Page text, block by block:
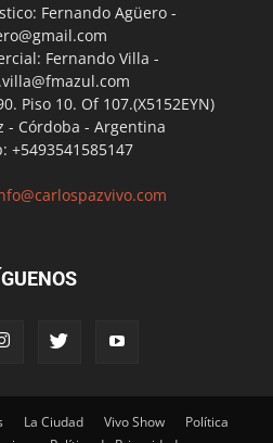
Fernando Agüero -
Fernando Villa -
Piso 10. Of 107.(X5152EYN)
- Córdoba - Argentina
+5493541585147
La Ciudad Vivo Show
Política